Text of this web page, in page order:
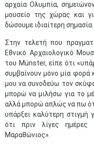
αρχαία Ολυμπία,
μουσείο της χώρας και
δώσουμε ιδιαίτερη σημασία.
Στην τελετή που
Εθνικό Αρχαιολογικό
του Münster, είπε ότι
συμβαίνουν μόνο μία φορά
μου να συνοδεύω τον
μπορώ να μιλήσω για το
αλλά μπορώ απλώς να πω
υπάρξει καλύτερη στιγμή
ότι πριν λίγες ημέρες
Μαραθώνιος».